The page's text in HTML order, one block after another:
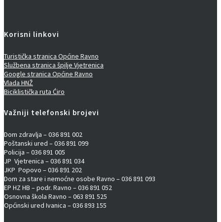
Korisni linkovi
Turistička stranica Općine Ravno
Službena stranica špilje Vjetrenica
Google stranica Općine Ravno
Vlada HNŽ
Biciklistička ruta Ćiro
Važniji telefonski brojevi
Dom zdravlja – 036 891 002
Poštanski ured – 036 891 099
Policija – 036 891 005
JP Vjetrenica – 036 891 034
JKP Popovo – 036 891 202
Dom za stare i nemoćne osobe Ravno – 036 891 093
EP HZ HB – podr. Ravno – 036 891 052
Osnovna škola Ravno – 063 891 525
Općinski ured Ivanica – 036 893 155